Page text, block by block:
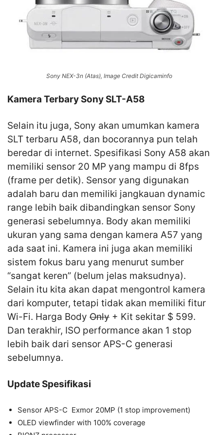
Sony NEX-3n (Atas), Image Credit Digicaminfo
Kamera Terbary Sony SLT-A58
Selain itu juga, Sony akan umumkan kamera
SLT terbaru A58, dan bocorannya pun telah
beredar di internet. Spesifikasi Sony A58 akan
memiliki sensor 20 MP yang mampu di 8fps
(frame per detik). Sensor yang digunakan
adalah baru dan memiliki jangkauan dynamic
range lebih baik dibandingkan sensor Sony
generasi sebelumnya. Body akan memiliki
ukuran yang sama dengan kamera A57 yang
ada saat ini. Kamera ini juga akan memiliki
sistem fokus baru yang menurut sumber
“sangat keren” (belum jelas maksudnya).
Selain itu kita akan dapat mengontrol kamera
dari komputer, tetapi tidak akan memiliki fitur
Wi-Fi. Harga Body Only + Kit sekitar $ 599.
Dan terakhir, ISO performance akan 1 stop
lebih baik dari sensor APS-C generasi
sebelumnya.
Update Spesifikasi
Sensor APS-C Exmor 20MP (1 stop improvement)
OLED viewfinder with 100% coverage